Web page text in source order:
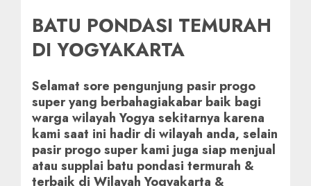
BATU PONDASI TEMURAH
DI YOGYAKARTA
Selamat sore pengunjung pasir progo
super yang berbahagiakabar baik bagi
warga wilayah Yogya sekitarnya karena
kami saat ini hadir di wilayah anda, selain
pasir progo super kami juga siap menjual
atau supplai batu pondasi termurah &
terbaik di Wilayah Yogyakarta &